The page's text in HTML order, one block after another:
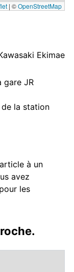
| ©OpenStreetMap
Ekimae
gare JR
la station
à un
avez
les